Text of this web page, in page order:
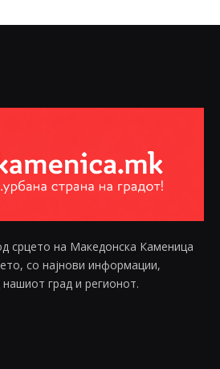
срцето на Македонска Каменица
со најнови информации,
град и регионот.